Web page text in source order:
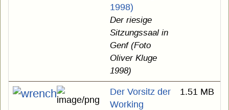
1998)
Der riesige
Sitzungssaal in
Genf (Foto
Oliver Kluge
1998)
Der Vorsitz der
Working
1.51 MB